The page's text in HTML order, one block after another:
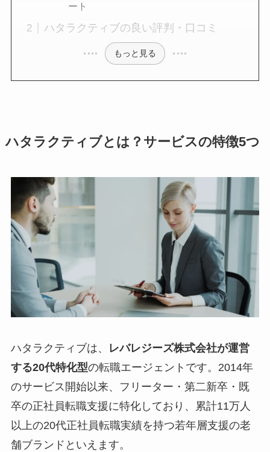
ート
ハタラクティブの良い評判・口コミ
もっと見る
ハタラクティブとは？サービスの特徴5つ
ハタラクティブは、
レバレジーズ株式会社が運営
する20代特化型の転職エージェントです。2014年
のサービス開始以来、フリーター・第二新卒・既
卒の正社員転職支援に特化しており、累計11万人
以上の20代正社員転職実績を持つ若年層支援の老
舗ブランドといえます。